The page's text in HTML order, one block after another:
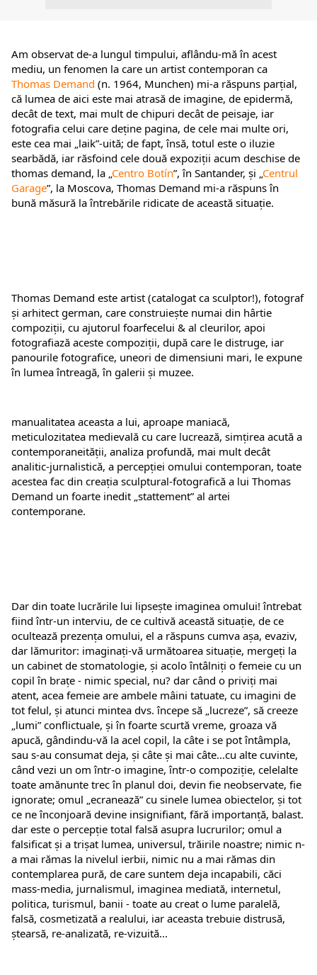
Am observat de-a lungul timpului, aflându-mă în acest
Thomas Demand (n. 1964, Munchen) mi-a răspuns parțial,
că lumea de aici este mai atrasă de imagine, de epidermă,
decât de text, mai mult de chipuri decât de peisaje, iar
fotografia celui care deține pagina, de cele mai multe ori,
este cea mai „laik”-uită; de fapt, însă, totul este o iluzie
searbădă, iar răsfoind cele două expoziții acum deschise de
thomas demand, la „Centro Botín”, în Santander, și „Centrul
Garage”, la Moscova, Thomas Demand mi-a răspuns în
bună măsură la întrebările ridicate de această situație.
Thomas Demand este artist (catalogat ca sculptor!), fotograf
și arhitect german, care construiește numai din hârtie
compoziții, cu ajutorul foarfecelui & al cleurilor, apoi
fotografiază aceste compoziții, după care le distruge, iar
panourile fotografice, uneori de dimensiuni mari, le expune
în lumea întreagă, în galerii și muzee.
manualitatea aceasta a lui, aproape maniacă,
meticulozitatea medievală cu care lucrează, simțirea acută a
contemporaneității, analiza profundă, mai mult decât
analitic-jurnalistică, a percepției omului contemporan, toate
acestea fac din creația sculptural-fotografică a lui Thomas
Demand un foarte inedit „stattement” al artei
contemporane.
Dar din toate lucrările lui lipsește imaginea omului! întrebat
fiind într-un interviu, de ce cultivă această situație, de ce
ocultează prezența omului, el a răspuns cumva așa, evaziv,
dar lămuritor: imaginați-vă următoarea situație, mergeți la
un cabinet de stomatologie, și acolo întâlniți o femeie cu un
copil în brațe - nimic special, nu? dar când o priviți mai
atent, acea femeie are ambele mâini tatuate, cu imagini de
tot felul, și atunci mintea dvs. începe să „lucreze”, să creeze
„lumi” conflictuale, și în foarte scurtă vreme, groaza vă
apucă, gândindu-vă la acel copil, la câte i se pot întâmpla,
sau s-au consumat deja, și câte și mai câte...cu alte cuvinte,
când vezi un om într-o imagine, într-o compoziție, celelalte
toate amănunte trec în planul doi, devin fie neobservate, fie
ignorate; omul „ecranează” cu sinele lumea obiectelor, și tot
ce ne înconjoară devine insignifiant, fără importanță, balast.
dar este o percepție total falsă asupra lucrurilor; omul a
falsificat și a trișat lumea, universul, trăirile noastre; nimic n-
a mai rămas la nivelul ierbii, nimic nu a mai rămas din
contemplarea pură, de care suntem deja incapabili, căci
mass-media, jurnalismul, imaginea mediată, internetul,
politica, turismul, banii - toate au creat o lume paralelă,
falsă, cosmetizată a realului, iar aceasta trebuie distrusă,
ștearsă, re-analizată, re-vizuită...